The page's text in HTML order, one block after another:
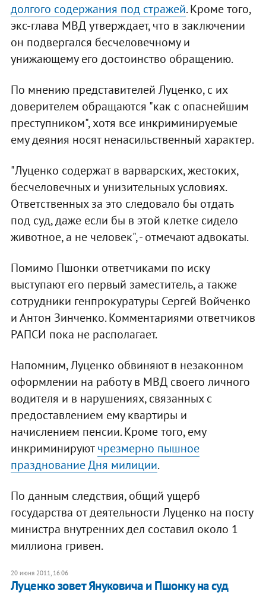
долгого содержания под стражей. Кроме того,
экс-глава МВД утверждает, что в заключении
он подвергался бесчеловечному и
унижающему его достоинство обращению.
По мнению представителей Луценко, с их
доверителем обращаются "как с опаснейшим
преступником", хотя все инкриминируемые
ему деяния носят ненасильственный характер.
"Луценко содержат в варварских, жестоких,
бесчеловечных и унизительных условиях.
Ответственных за это следовало бы отдать
под суд, даже если бы в этой клетке сидело
животное, а не человек", - отмечают адвокаты.
Помимо Пшонки ответчиками по иску
выступают его первый заместитель, а также
сотрудники генпрокуратуры Сергей Войченко
и Антон Зинченко. Комментариями ответчиков
РАПСИ пока не располагает.
Напомним, Луценко обвиняют в незаконном
оформлении на работу в МВД своего личного
водителя и в нарушениях, связанных с
предоставлением ему квартиры и
начислением пенсии. Кроме того, ему
инкриминируютчрезмерно пышное
празднование Дня милиции.
По данным следствия, общий ущерб
государства от деятельности Луценко на посту
министра внутренних дел составил около 1
миллиона гривен.
20 июня 2011, 16:06
Луценко зовет Януковича и Пшонку на суд